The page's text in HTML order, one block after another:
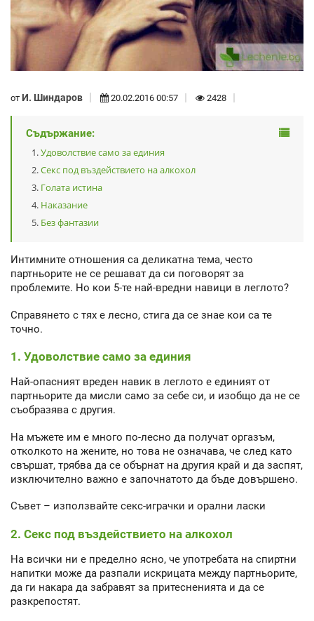
от И. Шиндаров 20.02.2016 00:57 2428
Съдържание:
Удоволствие само за единия
Секс под въздействието на алкохол
Голата истина
Наказание
Без фантазии
Интимните отношения са деликатна тема, често
партньорите не се решават да си поговорят за
проблемите. Но кои 5-те най-вредни навици в леглото?
Справянето с тях е лесно, стига да се знае кои са те
точно.
1. Удоволствие само за единия
Най-опасният вреден навик в леглото е единият от
партньорите да мисли само за себе си, и изобщо да не се
съобразява с другия.
На мъжете им е много по-лесно да получат оргазъм,
отколкото на жените, но това не означава, че след като
свършат, трябва да се обърнат на другия край и да заспят,
изключително важно е започнатото да бъде довършено.
Съвет – използвайте секс-играчки и орални ласки
2. Секс под въздействието на алкохол
На всички ни е пределно ясно, че употребата на спиртни
напитки може да разпали искрицата между партньорите,
да ги накара да забравят за притесненията и да се
разкрепостят.